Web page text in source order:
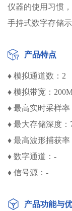
仪器的使用习惯
手持式数字存储
产品特点
♦ 模拟通道数：2
♦ 模拟带宽：
♦ 最高实时采样率
♦ 最大存储深度：
♦ 最高波形捕获率
♦ 数字通道：-
♦ 信号源：-
产品功能与